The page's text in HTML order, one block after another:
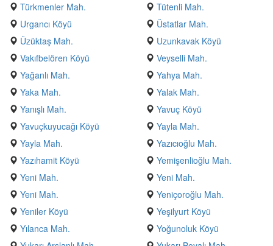
Türkmenler Mah.
Tütenli Mah.
Urgancı Köyü
Üstatlar Mah.
Üzüktaş Mah.
Uzunkavak Köyü
Vakıfbelören Köyü
Veyselli Mah.
Yağanlı Mah.
Yahya Mah.
Yaka Mah.
Yalak Mah.
Yanışlı Mah.
Yavuç Köyü
Yavuçkuyucağı Köyü
Yayla Mah.
Yayla Mah.
Yazıcıoğlu Mah.
Yazıhamit Köyü
Yemişenlioğlu Mah.
Yeni Mah.
Yeni Mah.
Yeni Mah.
Yeniçoroğlu Mah.
Yeniler Köyü
Yeşilyurt Köyü
Yılanca Mah.
Yoğunoluk Köyü